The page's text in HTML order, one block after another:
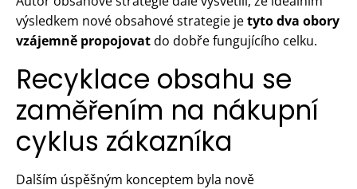
výsledkem nové obsahové strategie jetyto dva obory
vzájemně propojovatdo dobře fungujícího celku.
Recyklace obsahu se
zaměřením na nákupní
cyklus zákazníka
Dalším úspěšným konceptem byla nově